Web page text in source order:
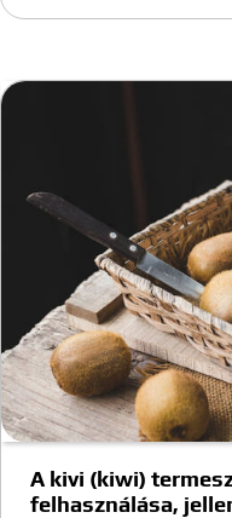
A kivi (kiwi)
felhasználása,